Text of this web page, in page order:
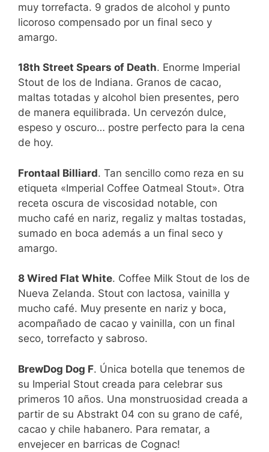
muy torrefacta. 9 grados de alcohol y punto
licoroso compensado por un final seco y
amargo.
18th Street Spears of Death. Enorme Imperial
Stout de los de Indiana. Granos de cacao,
maltas totadas y alcohol bien presentes, pero
de manera equilibrada. Un cervezón dulce,
espeso y oscuro… postre perfecto para la cena
de hoy.
Frontaal Billiard. Tan sencillo como reza en su
etiqueta «Imperial Coffee Oatmeal Stout». Otra
receta oscura de viscosidad notable, con
mucho café en nariz, regaliz y maltas tostadas,
sumado en boca además a un final seco y
amargo.
8 Wired Flat White. Coffee Milk Stout de los de
Nueva Zelanda. Stout con lactosa, vainilla y
mucho café. Muy presente en nariz y boca,
acompañado de cacao y vainilla, con un final
seco, torrefacto y sabroso.
BrewDog Dog F. Única botella que tenemos de
su Imperial Stout creada para celebrar sus
primeros 10 años. Una monstruosidad creada a
partir de su Abstrakt 04 con su grano de café,
cacao y chile habanero. Para rematar, a
envejecer en barricas de Cognac!